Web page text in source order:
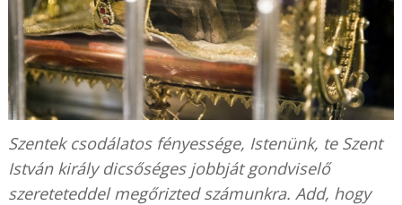
Szentek csodálatos fényessége, Istenünk, te Szent
István király dicsőséges jobbját gondviselő
szereteteddel megőrizted számunkra. Add, hogy